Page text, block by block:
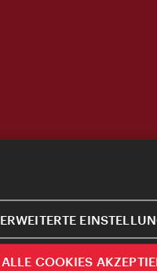
ERWEITERTE
ALLE COOKIES